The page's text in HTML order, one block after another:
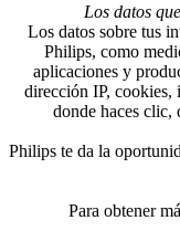
Los
Los datos sobre
Philips, como
aplicaciones y
dirección IP,
donde
Philips te da la
Para